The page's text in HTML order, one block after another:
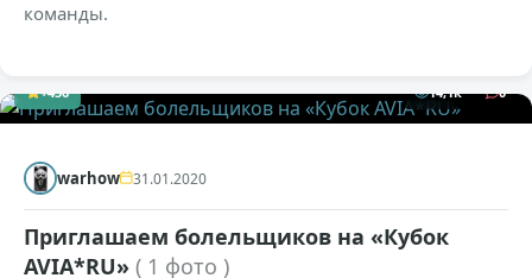
команды.
+456 14,1к 0
warhow 31.01.2020
Приглашаем болельщиков на «Кубок
AVIA*RU» ( 1 фото )